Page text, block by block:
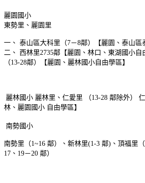
麗園國小
東勢里、麗園里
一、 泰山區大科里（7－8鄰）【麗園、泰山區
二、 西林里2735鄰【麗園、林口、東湖國小
（13-28鄰）【麗園、麗林國小自由學區】
麗林國小 麗林里、仁愛里 （13-28 鄰除外）
林、麗園國小 自由學區】
南勢國小
南勢里（1~16 鄰）、新林里(1-3 鄰)、頂福里
17、19－20 鄰）